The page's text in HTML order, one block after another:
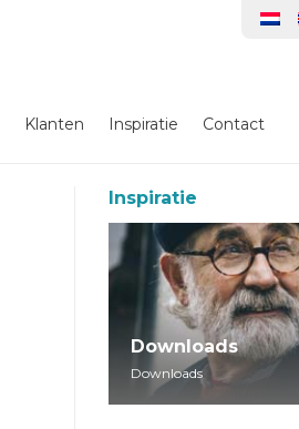
Klanten Inspiratie Contact
Inspiratie
Downloads
Downloads